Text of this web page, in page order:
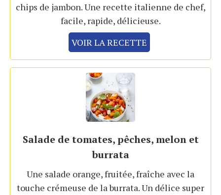
chips de jambon. Une recette italienne de chef,
facile, rapide, délicieuse.
VOIR LA RECETTE
Salade de tomates, pêches, melon et
burrata
Une salade orange, fruitée, fraîche avec la
touche crémeuse de la burrata. Un délice super